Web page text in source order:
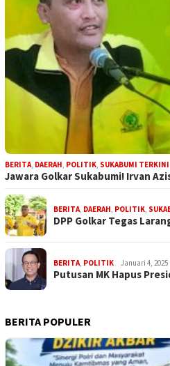
BERITA, DAERAH, POLITIK, SUKABUMI TERKINI
Jawara Golkar Sukabumi! Irvan
BERITA, DAERAH, POLITIK,
DPP Golkar Tegas
BERITA, POLITIK Januari 4, 2025
Putusan MK Hapus
BERITA POPULER